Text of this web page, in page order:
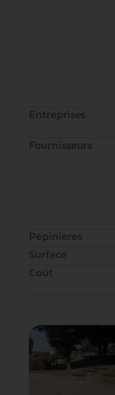
Entreprises
Fournisseurs
Pépinières
Surface
Coût